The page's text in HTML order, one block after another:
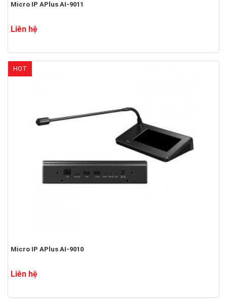
Micro IP APlus AI-9011
Liên hệ
HOT
Micro IP APlus AI-9010
Liên hệ